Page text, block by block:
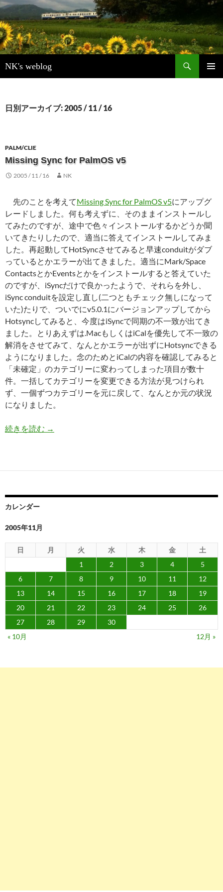
NK's weblog
索
ン
キ
ッ
日別アーカイブ: 2005 / 11 / 16
PALM/CLIE
Missing Sync for PalmOS v5
2005 / 11 / 16 NK
先のことを考えてMissing Sync for PalmOS v5にアップグ
レードしました。何も考えずに、そのままインストールし
てみたのですが、途中で色々インストールするかどうか聞
いてきたりしたので、適当に答えてインストールしてみま
した。再起動してHotSyncさせてみると早速conduitがダブ
っているとかエラーが出てきました。適当にMark/Space
ContactsとかEventsとかをインストールすると答えていた
のですが、iSyncだけで良かったようで、それらを外し、
iSync conduitを設定し直し(二つともチェック無しになって
いた)たりで、ついでにv5.0.1にバージョンアップしてから
Hotsyncしてみると、今度はiSyncで同期の不一致が出てき
ました。とりあえずは.MacもしくはiCalを優先して不一致の
解消をさせてみて、なんとかエラーが出ずにHotsyncできる
ようになりました。念のためとiCalの内容を確認してみると
「未確定」のカテゴリーに変わってしまった項目が数十
件。一括してカテゴリーを変更できる方法が見つけられ
ず、一個ずつカテゴリーを元に戻して、なんとか元の状況
になりました。
続きを読む Missing Sync for PalmOS v5
→
カレンダー
2005年11月
日 月 火 水 木 金
土
1
2 3 4
5
6
7 8 9 10 11
12
13
14 15 16 17 18
19
20
21 22 23 24 25
26
27
28 29
30
« 10月
12月 »